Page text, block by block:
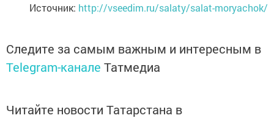
Источник: http://vseedim.ru/salaty/salat-moryachok/
Следите за самым важным и интересным в
Telegram-канале Татмедиа
Читайте новости Татарстана в